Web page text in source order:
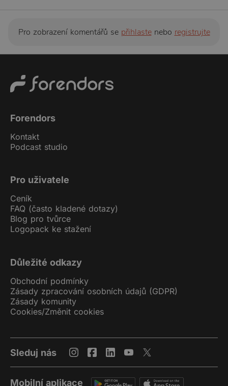
Pro zobrazení komentářů se přihlastenebo registrujte
Forendors
Kontakt
Podcast studio
Pro uživatele
Ceník
FAQ (často kladené dotazy)
Blog pro tvůrce
Logopack ke stažení
Důležité odkazy
Obchodní podmínky
Zásady zpracování osobních údajů (GDPR)
Zásady komunity
Cookies/Změnit cookies
Sleduj nás
Mobilní aplikace